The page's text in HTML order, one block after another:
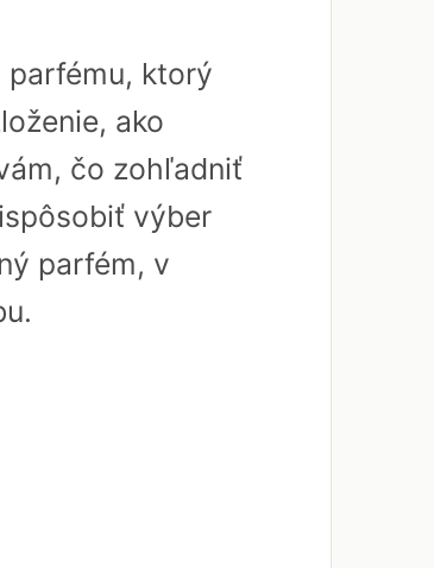
parfému, ktorý
ako
čo zohľadniť
výber
parfém, v